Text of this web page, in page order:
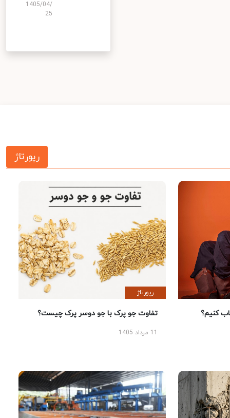
1405/04/
25
رپورتاژ
کنیم؟
رپورتاژ
تفاوت جو پرک با جو دوسر پرک چیست؟